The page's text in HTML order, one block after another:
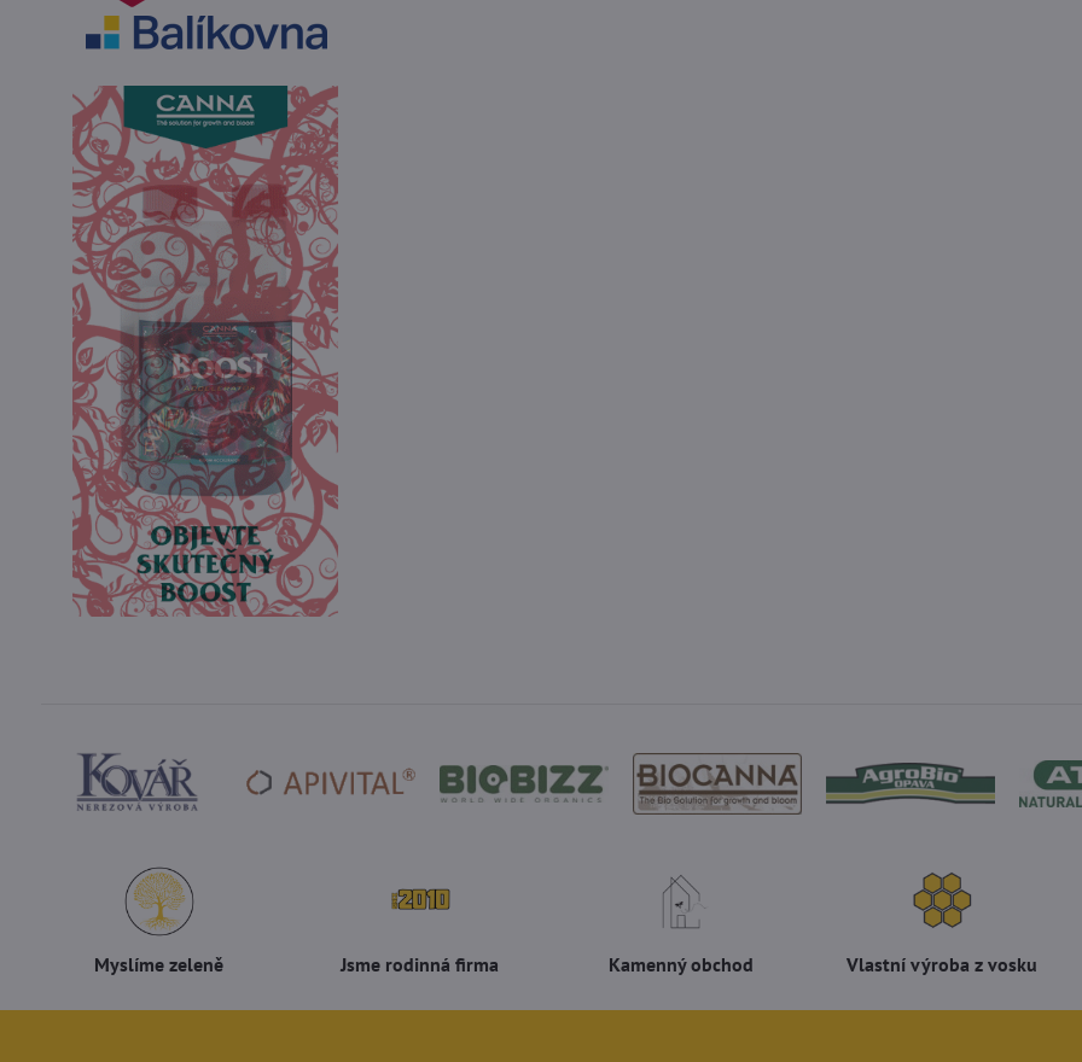
Myslíme zeleně Jsme rodinná firma Kamenný obchod Vlastní výroba z vosku